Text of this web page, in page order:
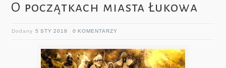
O początkach miasta Łukowa
Dodany5 STY 2018 0 KOMENTARZY